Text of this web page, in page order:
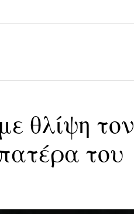
θλίψη τον
του